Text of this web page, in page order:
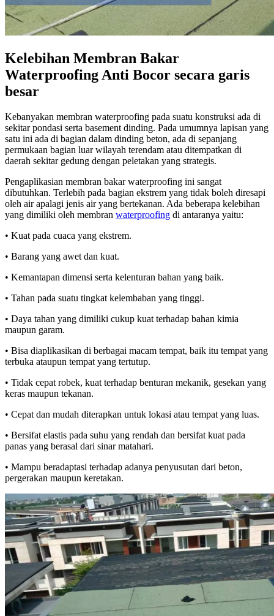
Kelebihan Membran Bakar
Waterproofing Anti Bocor secara garis
besar
Kebanyakan membran waterproofing pada suatu konstruksi ada di
sekitar pondasi serta basement dinding. Pada umumnya lapisan yang
satu ini ada di bagian dalam dinding beton, ada di sepanjang
permukaan bagian luar wilayah terendam atau ditempatkan di
daerah sekitar gedung dengan peletakan yang strategis.
Pengaplikasian membran bakar waterproofing ini sangat
dibutuhkan. Terlebih pada bagian ekstrem yang tidak boleh diresapi
oleh air apalagi jenis air yang bertekanan. Ada beberapa kelebihan
yang dimiliki oleh membran waterproofing di antaranya yaitu:
• Kuat pada cuaca yang ekstrem.
• Barang yang awet dan kuat.
• Kemantapan dimensi serta kelenturan bahan yang baik.
• Tahan pada suatu tingkat kelembaban yang tinggi.
• Daya tahan yang dimiliki cukup kuat terhadap bahan kimia
maupun garam.
• Bisa diaplikasikan di berbagai macam tempat, baik itu tempat yang
terbuka ataupun tempat yang tertutup.
• Tidak cepat robek, kuat terhadap benturan mekanik, gesekan yang
keras maupun tekanan.
• Cepat dan mudah diterapkan untuk lokasi atau tempat yang luas.
• Bersifat elastis pada suhu yang rendah dan bersifat kuat pada
panas yang berasal dari sinar matahari.
• Mampu beradaptasi terhadap adanya penyusutan dari beton,
pergerakan maupun keretakan.